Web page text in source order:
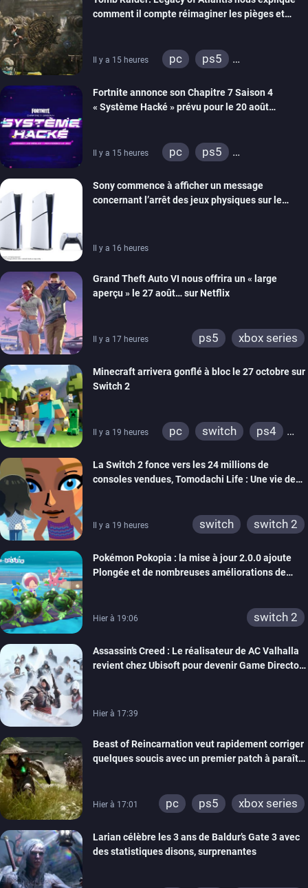
comment il compte réimaginer les pièges et
Il y a 15 heures pc
ps5
Fortnite annonce son Chapitre 7 Saison 4
« Système Hacké » prévu pour le 20 août
Il y a 15 heures pc
ps5
ios
android
xbox one
switch 2
Sony commence à afficher un message
concernant l’arrêt des jeux physiques sur le
Il y a 16 heures
Grand Theft Auto VI nous offrira un « large
aperçu » le 27 août… sur Netflix
Il y a 17 heures ps5 xbox series
Minecraft arrivera gonflé à bloc le 27 octobre sur
Switch 2
Il y a 19 heures pc switch
ps4
wiiu
3ds
ps3
xbox 360
switch 2
La Switch 2 fonce vers les 24 millions de
consoles vendues, Tomodachi Life : Une vie de
Il y a 19 heures switch switch 2
Pokémon Pokopia : la mise à jour 2.0.0 ajoute
Plongée et de nombreuses améliorations de
Hier à 19:06 switch 2
Assassin’s Creed : Le réalisateur de AC Valhalla
revient chez Ubisoft pour devenir Game Director
Hier à 17:39
Beast of Reincarnation veut rapidement corriger
quelques soucis avec un premier patch à paraître
Hier à 17:01 pc ps5 xbox series
Larian célèbre les 3 ans de Baldur’s Gate 3 avec
des statistiques disons, surprenantes